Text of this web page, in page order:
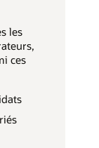
les
ces